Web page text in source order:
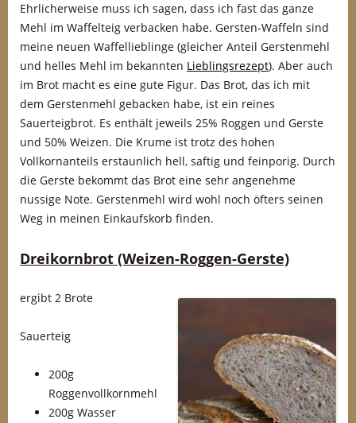
Ehrlicherweise muss ich sagen, dass ich fast das ganze
Mehl im Waffelteig verbacken habe. Gersten-Waffeln sind
meine neuen Waffellieblinge (gleicher Anteil Gerstenmehl
und helles Mehl im bekannten Lieblingsrezept). Aber auch
im Brot macht es eine gute Figur. Das Brot, das ich mit
dem Gerstenmehl gebacken habe, ist ein reines
Sauerteigbrot. Es enthält jeweils 25% Roggen und Gerste
und 50% Weizen. Die Krume ist trotz des hohen
Vollkornanteils erstaunlich hell, saftig und feinporig. Durch
die Gerste bekommt das Brot eine sehr angenehme
nussige Note. Gerstenmehl wird wohl noch öfters seinen
Weg in meinen Einkaufskorb finden.
Dreikornbrot (Weizen-Roggen-Gerste)
ergibt 2 Brote
Sauerteig
200g
Roggenvollkornmehl
200g Wasser